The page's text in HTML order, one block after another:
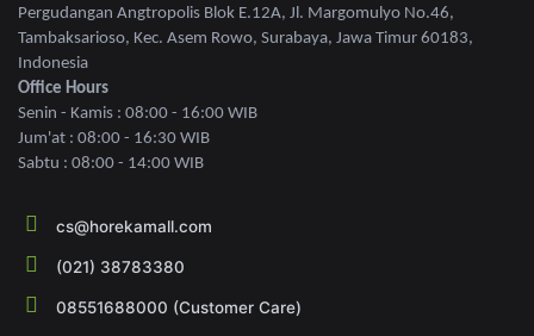
Pergudangan Angtropolis Blok E.12A, Jl. Margomulyo No.46,
Tambaksarioso, Kec. Asem Rowo, Surabaya, Jawa Timur 60183,
Indonesia
Office Hours
Senin - Kamis : 08:00 - 16:00 WIB
Jum'at : 08:00 - 16:30 WIB
Sabtu : 08:00 - 14:00 WIB
cs@horekamall.com
(021) 38783380
08551688000 (Customer Care)